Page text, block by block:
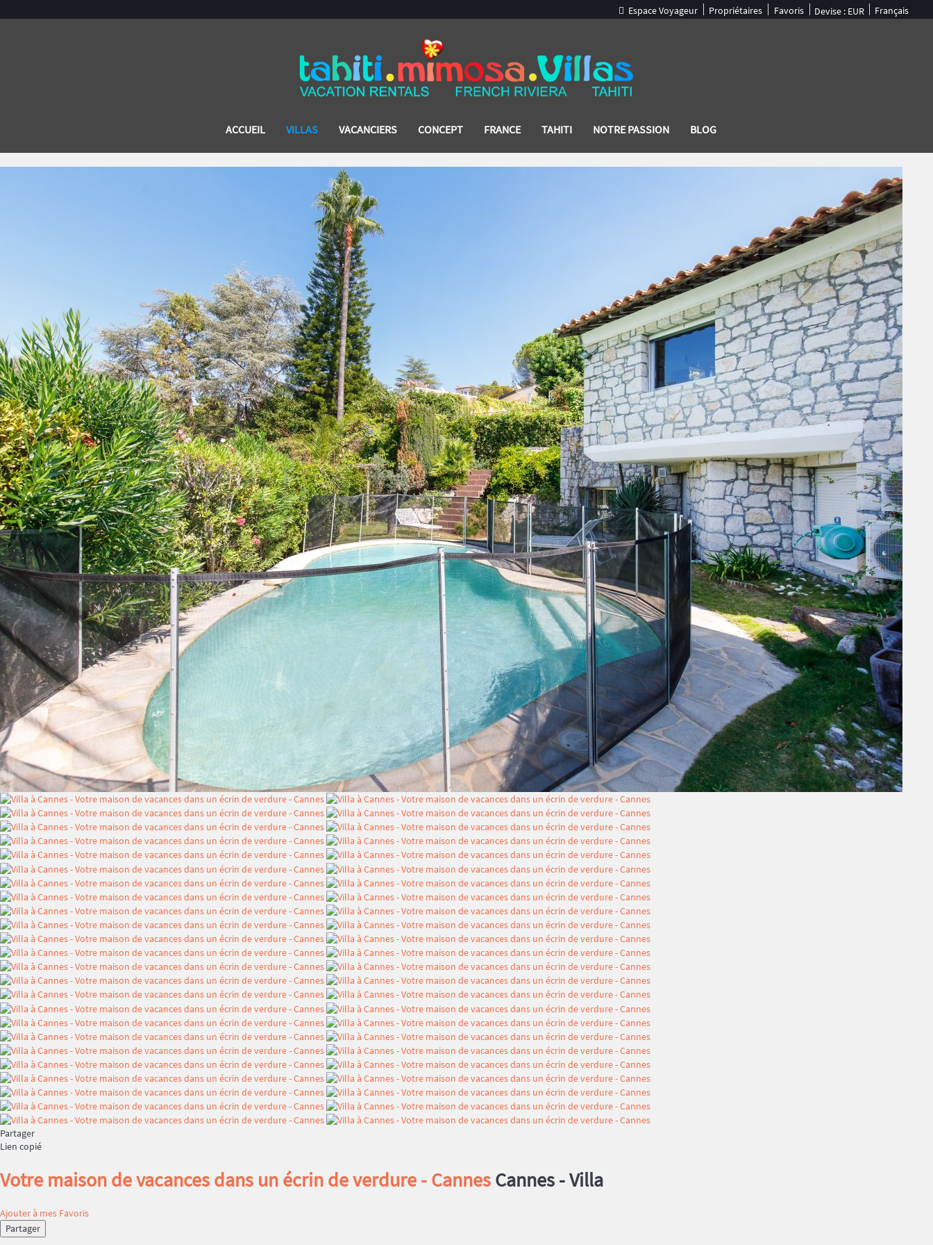
Français
Devise : EUR
Favoris
Propriétaires
Espace Voyageur
ACCUEIL VILLAS VACANCIERS CONCEPT FRANCE TAHITI NOTRE PASSION BLOG
Partager
Lien copié
Votre maison de vacances dans un écrin de verdure - CannesCannes -Villa
Ajouter à mes Favoris
Partager